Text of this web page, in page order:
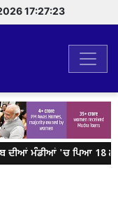
17:27:23
ਮੰਡੀਆਂ 'ਚ ਪਿਆ 18 ਲੱਖ